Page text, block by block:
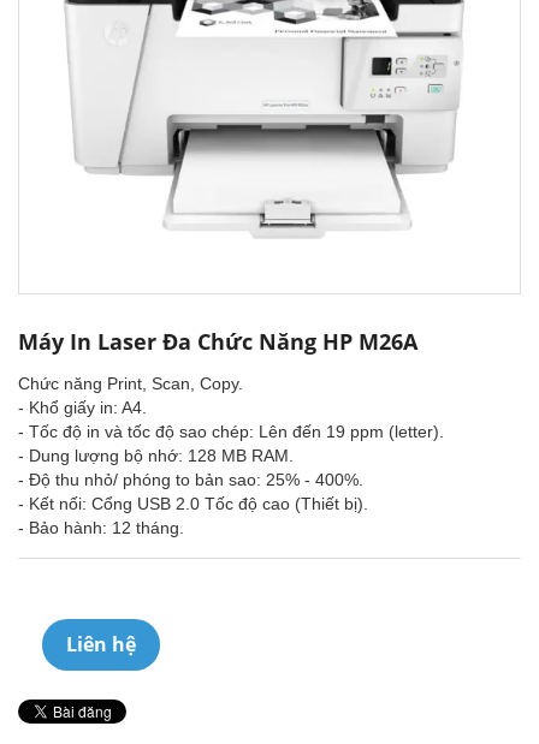
Máy In Laser Đa Chức Năng HP M26A
Chức năng Print, Scan, Copy.
- Khổ giấy in: A4.
- Tốc độ in và tốc độ sao chép: Lên đến 19 ppm (letter).
- Dung lượng bộ nhớ: 128 MB RAM.
- Độ thu nhỏ/ phóng to bản sao: 25% - 400%.
- Kết nối: Cổng USB 2.0 Tốc độ cao (Thiết bị).
- Bảo hành: 12 tháng.
Liên hệ